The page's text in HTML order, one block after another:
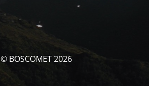
© BOSCOMET 2026